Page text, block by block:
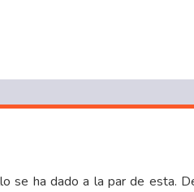
se ha dado a la par de esta.